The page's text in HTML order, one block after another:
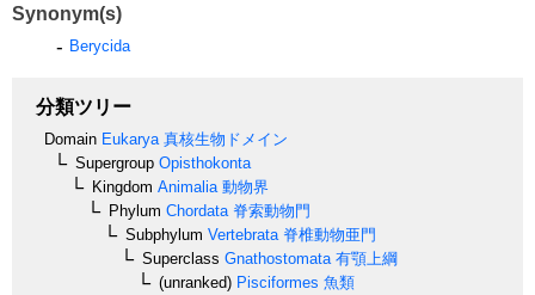
Synonym(s)
Berycida
分類ツリー
Domain Eukarya 真核生物ドメイン
Supergroup Opisthokonta
Kingdom Animalia 動物界
Phylum Chordata 脊索動物門
Subphylum Vertebrata 脊椎動物亜門
Superclass Gnathostomata 有顎上綱
(unranked) Pisciformes 魚類